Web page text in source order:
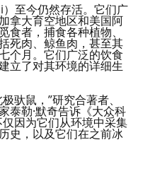
至今仍然存活。它们广
拿大育空地区和美国阿
食者，捕食各种植物、
死肉、鲸鱼肉，甚至其
个月。它们广泛的饮食
立了对其环境的详细生
驮鼠，”研究合著者、
泰勒·默奇告诉《大众科
因为它们从环境中采集
史，以及它们在之前冰